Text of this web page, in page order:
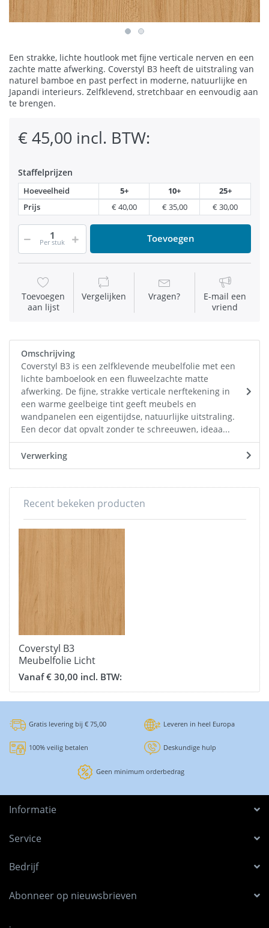
Een strakke, lichte houtlook met fijne verticale nerven en een
zachte matte afwerking. Coverstyl B3 heeft de uitstraling van
naturel bamboe en past perfect in moderne, natuurlijke en
Japandi interieurs. Zelfklevend, stretchbaar en eenvoudig aan
te brengen.
€ 45,00 incl. BTW:
Staffelprijzen
Hoeveelheid 5+ 10+
25+
Prijs
€ 40,00 € 35,00 € 30,00
Per stuk Toevoegen
Toevoegen
aan lijst
Vergelijken Vragen?
E-mail een
vriend
Omschrijving
Coverstyl B3 is een zelfklevende meubelfolie met een
lichte bamboelook en een fluweelzachte matte
afwerking. De fijne, strakke verticale nerftekening in
een warme geelbeige tint geeft meubels en
wandpanelen een eigentijdse, natuurlijke uitstraling.
Een decor dat opvalt zonder te schreeuwen, ideaa...
Verwerking
Recent bekeken producten
Coverstyl B3
Meubelfolie Licht
Bamboe Soft Touch
Vanaf € 30,00 incl. BTW:
Gratis levering bij € 75,00 Leveren in heel Europa
100% veilig betalen Deskundige hulp
Geen minimum orderbedrag
Informatie
Service
Bedrijf
Abonneer op nieuwsbrieven
.